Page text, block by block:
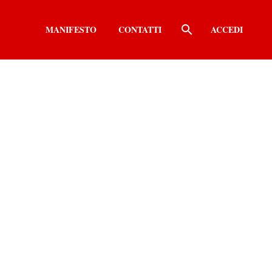
MANIFESTO CONTATTI ACCEDI